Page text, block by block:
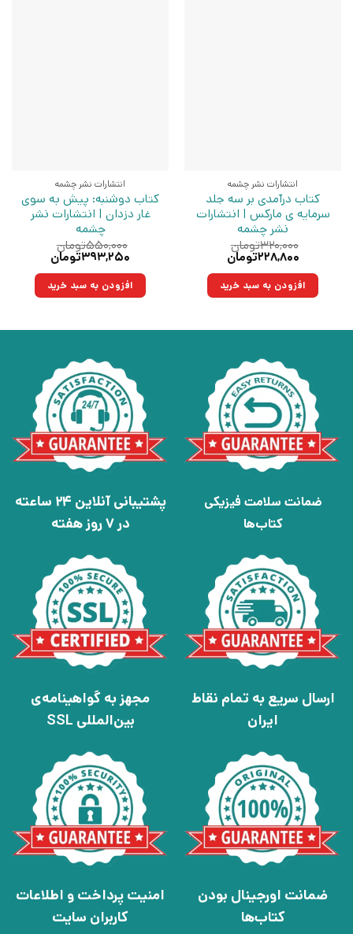
انتشارات نشر چشمه
کتاب درآمدی بر سه جلد
سرمایه ی مارکس | انتشارات
نشر چشمه
۳۲۰,۰۰۰تومان
قیمت
۳۲۰,۰۰۰تومان
بود.
۲۲۸,۸۰۰تومان
۲۲۸,۸۰۰تومان.افزودن به سبد خرید
انتشارات نشر چشمه
کتاب دوشنبه: پیش به سوی
غار دزدان | انتشارات نشر
چشمه
۵۵۰,۰۰۰تومان
قیمت
۵۵۰,۰۰۰تومان
بود.
۳۹۳,۲۵۰تومان
۳۹۳,۲۵۰تومان.افزودن به سبد خرید
ضمانت سلامت فیزیکی
کتاب‌ها
پشتیبانی آنلاین 24 ساعته
در 7 روز هفته
ارسال سریع به تمام نقاط
ایران
مجهز به گواهینامه‌ی
بین‌المللی SSL
ضمانت اورجینال بودن
کتاب‌ها
امنیت پرداخت و اطلاعات
کاربران سایت